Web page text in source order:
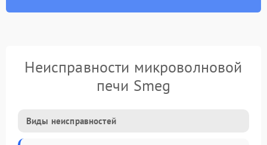
Неисправности микроволновой
печи Smeg
Виды неисправностей